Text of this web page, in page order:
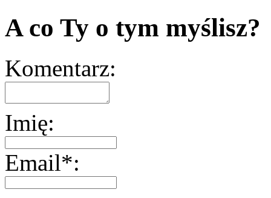
A co Ty o tym myślisz?
Komentarz:
Imię:
Email*: